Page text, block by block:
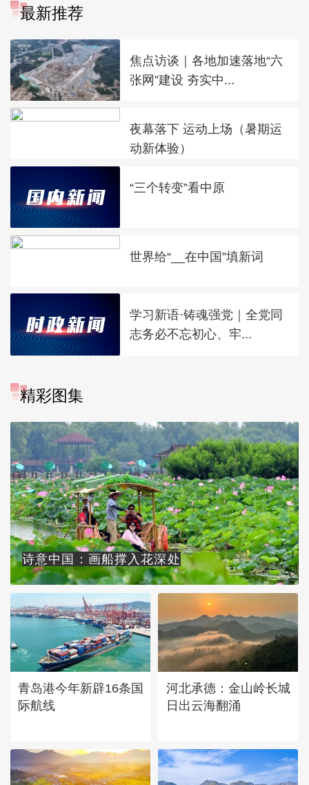
最新推荐
焦点访谈｜各地加速落地“六
张网”建设 夯实中...
夜幕落下 运动上场（暑期运
动新体验）
“三个转变”看中原
世界给“__在中国”填新词
学习新语·铸魂强党｜全党同
志务必不忘初心、牢...
精彩图集
诗意中国：画船撑入花深处
青岛港今年新辟16条国
际航线
河北承德：金山岭长城
日出云海翻涌